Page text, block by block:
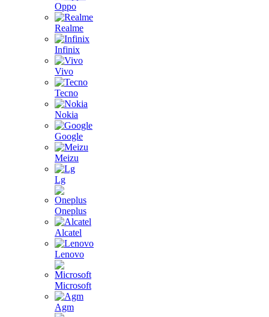
Oppo
Realme
Infinix
Vivo
Tecno
Nokia
Google
Meizu
Lg
Oneplus
Alcatel
Lenovo
Microsoft
Agm